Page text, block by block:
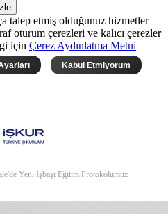
talep etmiş olduğunuz hizmetler
oturum çerezleri ve kalıcı çerezler
için Çerez Aydınlatma Metni
Kabul Etmiyorum
Yeni İşbaşı Eğitim Protokolümüz